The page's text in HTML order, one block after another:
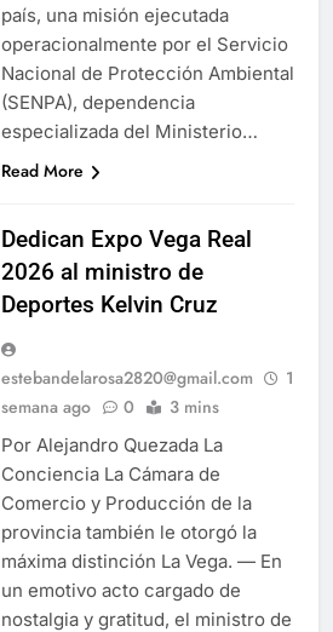
país, una misión ejecutada
operacionalmente por el Servicio
Nacional de Protección Ambiental
(SENPA), dependencia
especializada del Ministerio…
Read More
Dedican Expo Vega Real
2026 al ministro de
Deportes Kelvin Cruz
estebandelarosa2820@gmail.com
1
semana ago
0 3 mins
Por Alejandro Quezada La
Conciencia La Cámara de
Comercio y Producción de la
provincia también le otorgó la
máxima distinción La Vega. — En
un emotivo acto cargado de
nostalgia y gratitud, el ministro de